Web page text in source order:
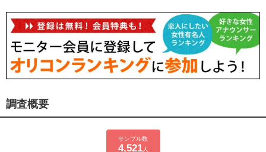
調査概要
サンプル数
4,521人